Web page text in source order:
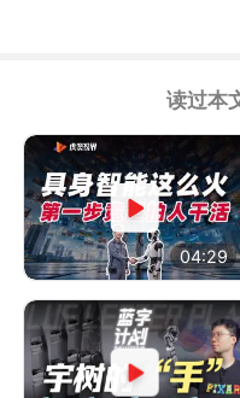
读过本
04:29